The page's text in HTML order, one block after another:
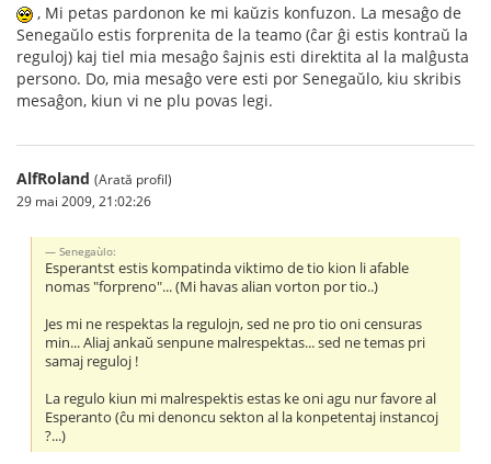
, Mi petas pardonon ke mi kaŭzis konfuzon. La mesaĝo de
Senegaŭlo estis forprenita de la teamo (ĉar ĝi estis kontraŭ la
reguloj) kaj tiel mia mesaĝo ŝajnis esti direktita al la malĝusta
persono. Do, mia mesaĝo vere esti por Senegaŭlo, kiu skribis
mesaĝon, kiun vi ne plu povas legi.
AlfRoland (Arată profil)
29 mai 2009, 21:02:26
Senegaùlo:
Esperantst estis kompatinda viktimo de tio kion li afable
nomas "forpreno"... (Mi havas alian vorton por tio..)
Jes mi ne respektas la regulojn, sed ne pro tio oni censuras
min... Aliaj ankaŭ senpune malrespektas... sed ne temas pri
samaj reguloj !
La regulo kiun mi malrespektis estas ke oni agu nur favore al
Esperanto (ĉu mi denoncu sekton al la konpetentaj instancoj
?...)